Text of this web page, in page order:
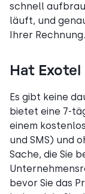
schnell
läuft, und
Ihrer Rechnung.
Hat Exotel
Es gibt keine
bietet eine 7-
einem
und SMS) und
Sache, die Sie
bevor Sie das